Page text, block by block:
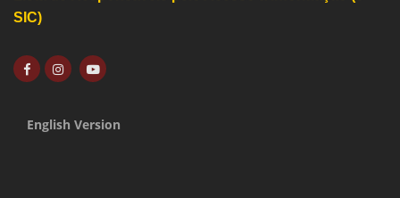
SIC)
English Version